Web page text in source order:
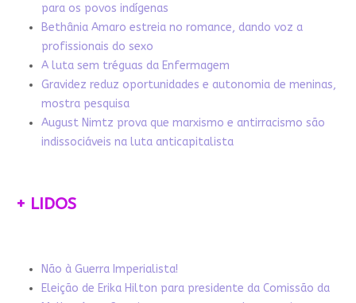
para os povos indígenas
Bethânia Amaro estreia no romance, dando voz a
profissionais do sexo
A luta sem tréguas da Enfermagem
Gravidez reduz oportunidades e autonomia de meninas,
mostra pesquisa
August Nimtz prova que marxismo e antirracismo são
indissociáveis na luta anticapitalista
+ LIDOS
Não à Guerra Imperialista!
Eleição de Erika Hilton para presidente da Comissão da